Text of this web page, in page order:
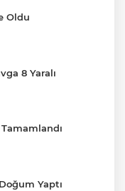
Oldu
8 Yaralı
Yaptı